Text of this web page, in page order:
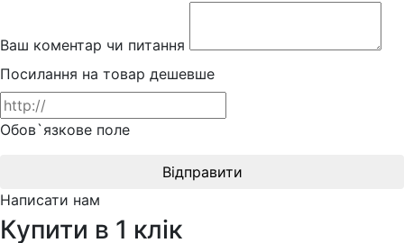
Ваш коментар чи питання
Посилання на товар дешевше
Обов`язкове поле
Відправити
Написати нам
Купити в 1 клік